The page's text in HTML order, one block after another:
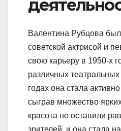
Валентина Рубцова
советской актрисой и
свою карьеру в 1950-х
различных
годах она стала
сыграв множество
красота не оставили
зрителей, и она стала